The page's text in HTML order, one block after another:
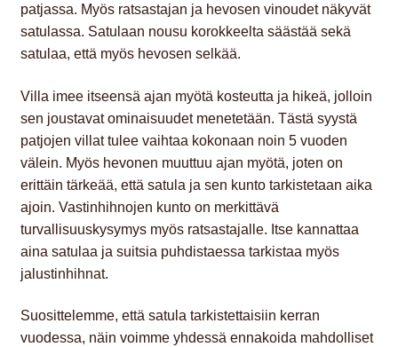
patjassa. Myös ratsastajan ja hevosen vinoudet näkyvät
satulassa. Satulaan nousu korokkeelta säästää sekä
satulaa, että myös hevosen selkää.
Villa imee itseensä ajan myötä kosteutta ja hikeä, jolloin
sen joustavat ominaisuudet menetetään. Tästä syystä
patjojen villat tulee vaihtaa kokonaan noin 5 vuoden
välein. Myös hevonen muuttuu ajan myötä, joten on
erittäin tärkeää, että satula ja sen kunto tarkistetaan aika
ajoin. Vastinhihnojen kunto on merkittävä
turvallisuuskysymys myös ratsastajalle. Itse kannattaa
aina satulaa ja suitsia puhdistaessa tarkistaa myös
jalustinhihnat.
Suosittelemme, että satula tarkistettaisiin kerran
vuodessa, näin voimme yhdessä ennakoida mahdolliset